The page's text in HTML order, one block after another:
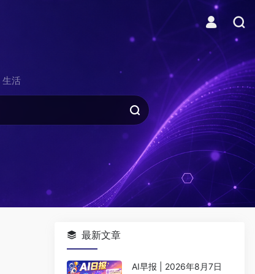
生活
最新文章
AI早报 | 2026年8月7日